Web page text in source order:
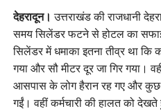
देहरादून। उत्तराखंड की राजधानी
समय सिलेंडर फटने से होटल का सफाई
सिलेंडर में धमाका इतना तीव्र था कि
गया और सौ मीटर दूर जा गिर गया।
आसपास के लोग हैरान रह गए और कुछ
गईं। वहीं कर्मचारी की हालत को